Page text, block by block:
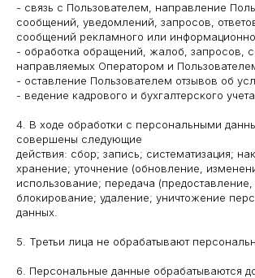
- связь с Пользователем, направление
сообщений, уведомлений, запросов,
сообщений рекламного или
- обработка обращений, жалоб, запросов,
направляемых Оператором и
- оставление Пользователем отзывов об
- ведение кадрового и бухгалтерского учета.
4. В ходе обработки с персональными
совершены следующие
действия: сбор; запись; систематизация;
хранение; уточнение (обновление,
использование; передача (предоставление,
блокирование; удаление; уничтожение
данных.
5. Третьи лица не обрабатывают
6. Персональные данные обрабатываются